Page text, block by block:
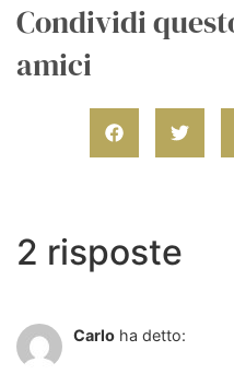
Condividi
amici
2 risposte
Carlo ha detto: